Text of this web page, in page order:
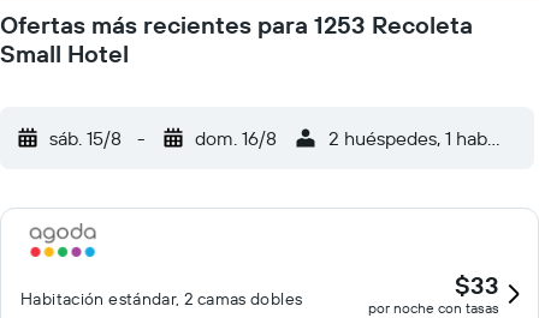
equipados con ducha y bañera combinadas con cabezal de
ducha tipo lluvia, bidé y artículos de higiene personal gratuitos.
negocios incluyen escritorio y teléfono. Es posible solicitar
todos los días.
Ofertas más recientes para 1253 Recoleta
Small Hotel
sáb. 15/8 - dom. 16/8 2 huéspedes, 1
Habitación estándar, 2 camas dobles $33
por noche con tasas